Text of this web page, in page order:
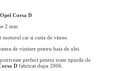
Corsa D
2 mm
motorul cat si cutia de viteze.
de vizitare pentru baia de ulei.
potriveste perfect pentru toate tipurile de
D fabricat dupa 2006.